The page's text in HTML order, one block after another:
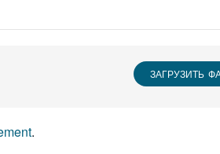
ЗАГРУЗИТЬ
.